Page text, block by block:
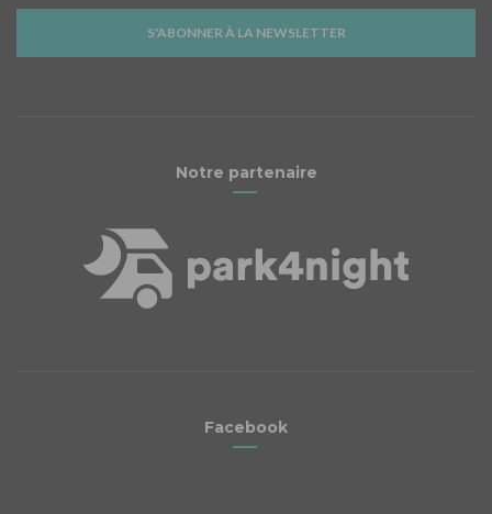
S'ABONNER À LA NEWSLETTER
Notre partenaire
Facebook